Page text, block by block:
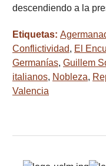
descendiendo a la
Etiquetas:
Conflictividad, El
Germanías, Guillem
italianos, Nobleza,
Valencia